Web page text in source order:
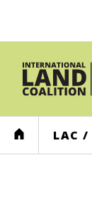
HOME LAC /